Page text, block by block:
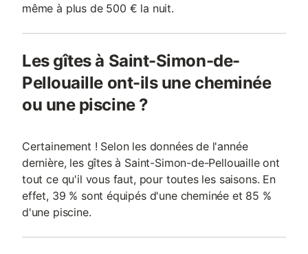
même à plus de 500 € la nuit.
Les gîtes à Saint-Simon-de-
Pellouaille ont-ils une cheminée
ou une piscine ?
Certainement ! Selon les données de l'année
dernière, les gîtes à Saint-Simon-de-Pellouaille ont
tout ce qu'il vous faut, pour toutes les saisons. En
effet, 39 % sont équipés d'une cheminée et 85 %
d'une piscine.